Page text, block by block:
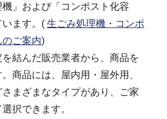
」および「コンポスト化容
ます。( 生ごみ処理機・コンポ
ご案内)
結んだ販売業者から、商品を
商品には、屋内用・屋外用、
まざまなタイプがあり、ご家
択できます。